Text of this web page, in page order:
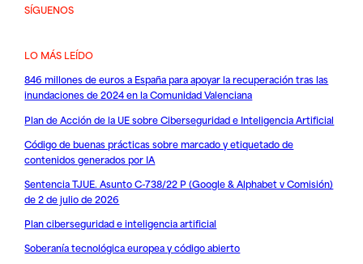
SÍGUENOS
LO MÁS LEÍDO
846 millones de euros a España para apoyar la recuperación tras las
inundaciones de 2024 en la Comunidad Valenciana
Plan de Acción de la UE sobre Ciberseguridad e Inteligencia Artificial
Código de buenas prácticas sobre marcado y etiquetado de
contenidos generados por IA
Sentencia TJUE. Asunto C-738/22 P (Google & Alphabet v Comisión)
de 2 de julio de 2026
Plan ciberseguridad e inteligencia artificial
Soberanía tecnológica europea y código abierto